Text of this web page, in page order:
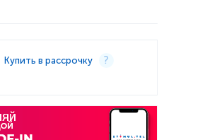
Купить в рассрочку